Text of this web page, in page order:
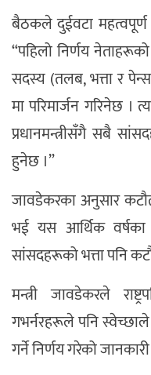
बैठकले दुईवटा महत्वपूर्ण
“पहिलो निर्णय
सदस्य (तलब, भत्ता र
मा परिमार्जन गरिनेछ ।
प्रधानमन्त्रीसँगै सबै
हुनेछ ।”
जावडेकरका अनुसार
भई यस आर्थिक
सांसदहरूको भत्ता पनि
मन्त्री जावडेकरले
गभर्नरहरूले पनि
गर्ने निर्णय गरेको